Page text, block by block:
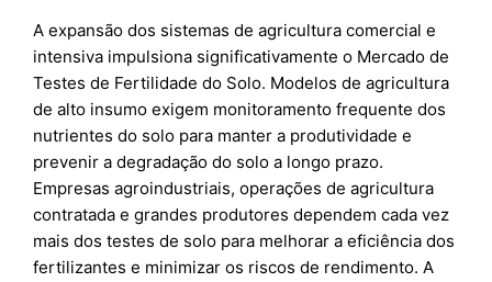
A expansão dos sistemas de agricultura comercial e
intensiva impulsiona significativamente o Mercado de
Testes de Fertilidade do Solo. Modelos de agricultura
de alto insumo exigem monitoramento frequente dos
nutrientes do solo para manter a produtividade e
prevenir a degradação do solo a longo prazo.
Empresas agroindustriais, operações de agricultura
contratada e grandes produtores dependem cada vez
mais dos testes de solo para melhorar a eficiência dos
fertilizantes e minimizar os riscos de rendimento. A